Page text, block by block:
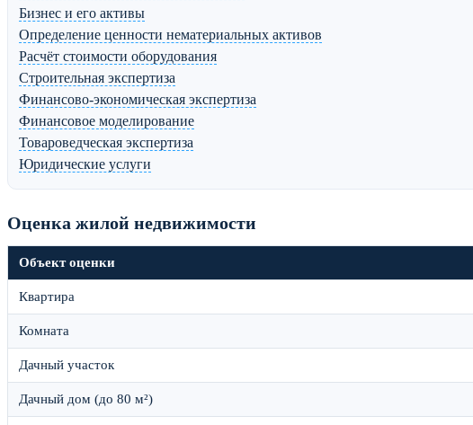
Бизнес и его активы
Определение ценности нематериальных активов
Расчёт стоимости оборудования
Строительная экспертиза
Финансово-экономическая экспертиза
Финансовое моделирование
Товароведческая экспертиза
Юридические услуги
Оценка жилой недвижимости
Объект оценки
Квартира
Комната
Дачный участок
Дачный дом (до 80 м²)